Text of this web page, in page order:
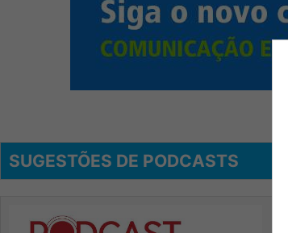
SUGESTÕES DE PODCASTS